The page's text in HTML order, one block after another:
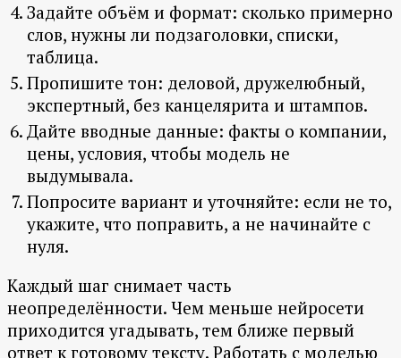
Задайте объём и формат: сколько примерно
слов, нужны ли подзаголовки, списки,
таблица.
Пропишите тон: деловой, дружелюбный,
экспертный, без канцелярита и штампов.
Дайте вводные данные: факты о компании,
цены, условия, чтобы модель не
выдумывала.
Попросите вариант и уточняйте: если не то,
укажите, что поправить, а не начинайте с
нуля.
Каждый шаг снимает часть
неопределённости. Чем меньше нейросети
приходится угадывать, тем ближе первый
ответ к готовому тексту. Работать с моделью